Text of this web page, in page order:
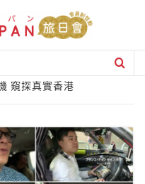
窺探真實香港